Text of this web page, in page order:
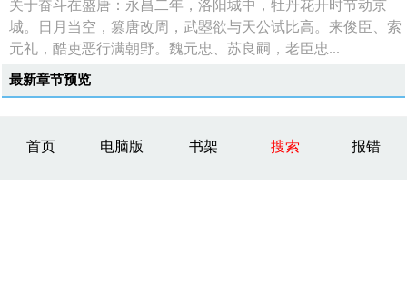
关于奋斗在盛唐：永昌二年，洛阳城中，牡丹花开时节动京
城。日月当空，篡唐改周，武曌欲与天公试比高。来俊臣、索
元礼，酷吏恶行满朝野。魏元忠、苏良嗣，老臣忠...
最新章节预览
首页 电脑版 书架 搜索 报错